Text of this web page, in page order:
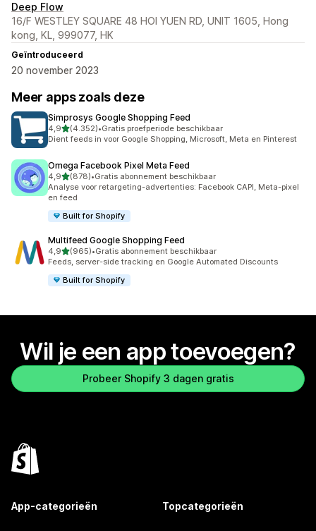
Deep Flow
16/F WESTLEY SQUARE 48 HOI YUEN RD, UNIT 1605, Hong
kong, KL, 999077, HK
Geïntroduceerd
20 november 2023
Meer apps zoals deze
Simprosys Google Shopping Feed
4,9van 5 sterren
(4.352)
4352 recensies in totaal
•Gratis proefperiode beschikbaar
Dient feeds in voor Google Shopping, Microsoft, Meta en Pinterest
Omega Facebook Pixel Meta Feed
4,9van 5 sterren
(878)
878 recensies in totaal
•Gratis abonnement beschikbaar
Analyse voor retargeting-advertenties: Facebook CAPI, Meta-pixel
en feed
Built for Shopify
Multifeed Google Shopping Feed
4,9van 5 sterren
(965)
965 recensies in totaal
•Gratis abonnement beschikbaar
Feeds, server-side tracking en Google Automated Discounts
Built for Shopify
Wil je een app toevoegen?
Probeer Shopify 3 dagen gratis
App-categorieën Topcategorieën